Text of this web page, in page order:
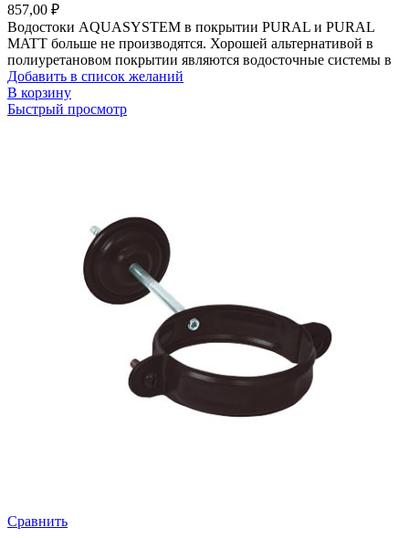
857,00 ₽
Водостоки AQUASYSTEM в покрытии PURAL и PURAL
MATT больше не производятся. Хорошей альтернативой в
полиуретановом покрытии являются водосточные системы в
Добавить в список желаний
В корзину
Быстрый просмотр
Сравнить